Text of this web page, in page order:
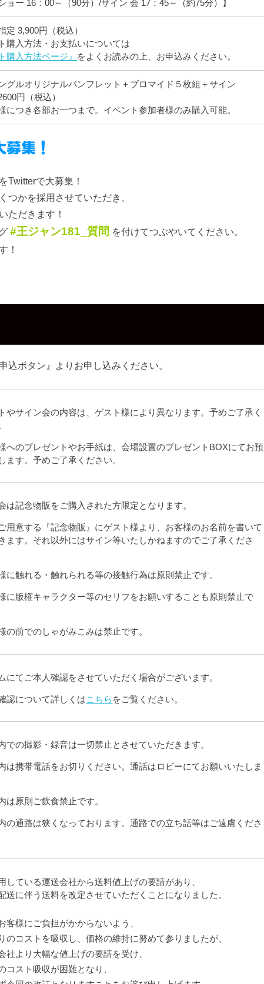
ョー 16：00～（90分）/サイン 会 17：45～（約75分）】
定 3,900円（税込）
購入方法・お支払いについては
購入方法ページ』
をよくお読みの上、お申込みください。
グルオリジナルパンフレット＋ブロマイド５枚組＋サイン
円（税込）
につき各部お一つまで。イベント参加者様のみ購入可能。
Twitterで大募集！
つかを採用させていただき、
ただきます！
#王ジャン181_質問 を付けてつぶやいてください。
！
ボタン』よりお申し込みください。
やサイン会の内容は、ゲスト様により異なります。予めご了承く
へのプレゼントやお手紙は、会場設置のプレゼントBOXにてお預
ます。予めご了承ください。
は記念物販をご購入された方限定となります。
用意する『記念物販』にゲスト様より、お客様のお名前を書いて
ます。それ以外にはサイン等いたしかねますのでご了承くださ
に触れる・触れられる等の接触行為は原則禁止です。
に版権キャラクター等のセリフをお願いすることも原則禁止で
の前でのしゃがみこみは禁止です。
にてご本人確認をさせていただく場合がございます。
認について詳しくはこちら をご覧ください。
での撮影・録音は一切禁止とさせていただきます。
は携帯電話をお切りください。通話はロビーにてお願いいたしま
は原則ご飲食禁止です。
の通路は狭くなっております。通路での立ち話等はご遠慮くださ
している運送会社から送料値上げの要請があり、
送に伴う送料を改定させていただくことになりました。
客様にご負担がかからないよう、
のコストを吸収し、価格の維持に努めて参りましたが、
社より大幅な値上げの要請を受け、
コスト吸収が困難となり、